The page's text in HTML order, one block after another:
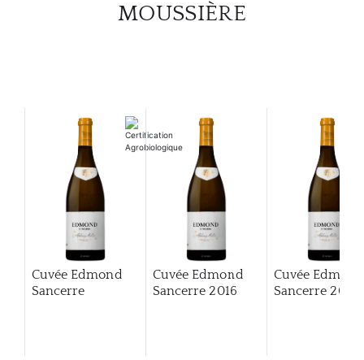
MOUSSIÈRE
Cuvée Edmond
Sancerre
Cuvée Edmond
Sancerre 2016
Cuvée Edmond
Sancerre 2022